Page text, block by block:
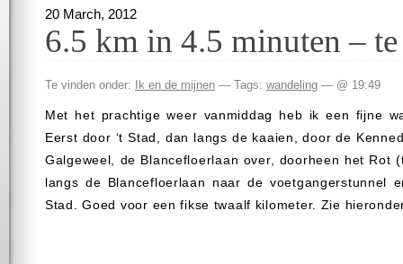
20 March, 2012
6.5 km in 4.5 minuten –
Te vinden onder: Ik en de mijnen — Tags: wandeling — @ 19:49
Met het prachtige weer vanmiddag heb ik een fijne
Eerst door ‘t Stad, dan langs de kaaien, door de
Galgeweel, de Blancefloerlaan over, doorheen het Rot
langs de Blancefloerlaan naar de voetgangerstunnel
Stad. Goed voor een fikse twaalf kilometer. Zie